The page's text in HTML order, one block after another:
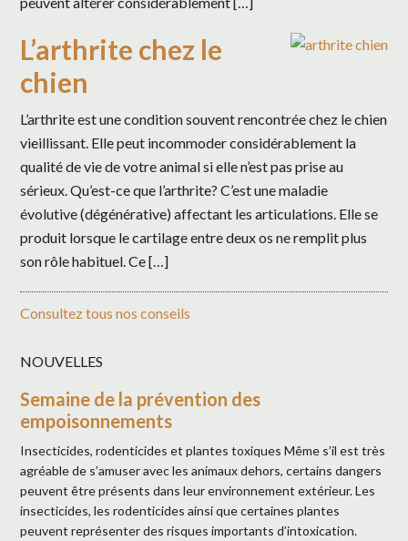
L’arthrite chez le
chien
L’arthrite est une condition souvent rencontrée chez le chien
vieillissant. Elle peut incommoder considérablement la
qualité de vie de votre animal si elle n’est pas prise au
sérieux. Qu’est-ce que l’arthrite? C’est une maladie
évolutive (dégénérative) affectant les articulations. Elle se
produit lorsque le cartilage entre deux os ne remplit plus
son rôle habituel. Ce […]
Consultez tous nos conseils
NOUVELLES
Semaine de la prévention des
empoisonnements
Insecticides, rodenticides et plantes toxiques Même s’il est très
agréable de s’amuser avec les animaux dehors, certains dangers
peuvent être présents dans leur environnement extérieur. Les
insecticides, les rodenticides ainsi que certaines plantes
peuvent représenter des risques importants d’intoxication.